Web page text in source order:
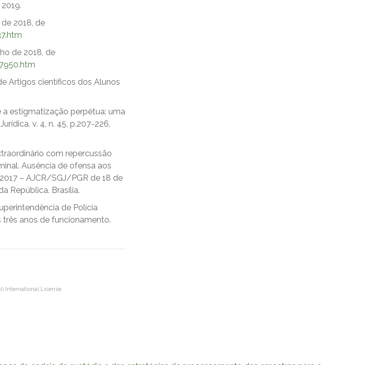
2018, de
de 2018, de
Artigos científicos dos Alunos
a estigmatização perpétua: uma
v. 4, n. 45, p.207-226,
com repercussão
Ausência de ofensa aos
– AJCR/SGJ/PGR de 18 de
República. Brasília.
de Polícia
anos de funcionamento.
International License.